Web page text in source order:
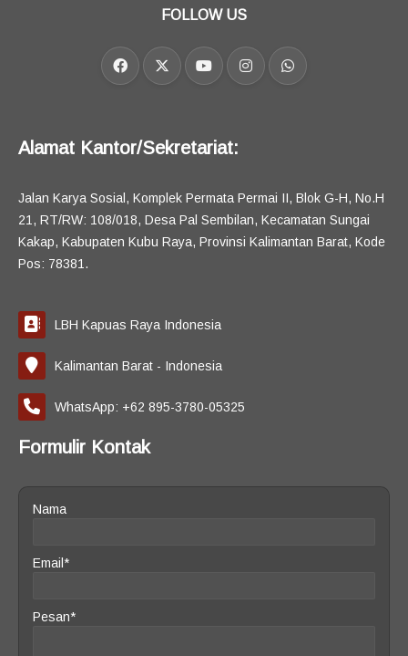
FOLLOW US
Alamat Kantor/Sekretariat:
Jalan Karya Sosial, Komplek Permata Permai II, Blok G-H, No.H
21, RT/RW: 108/018, Desa Pal Sembilan, Kecamatan Sungai
Kakap, Kabupaten Kubu Raya, Provinsi Kalimantan Barat, Kode
Pos: 78381.
LBH Kapuas Raya Indonesia
Kalimantan Barat - Indonesia
WhatsApp: +62 895-3780-05325
Formulir Kontak
Nama
Email*
Pesan*